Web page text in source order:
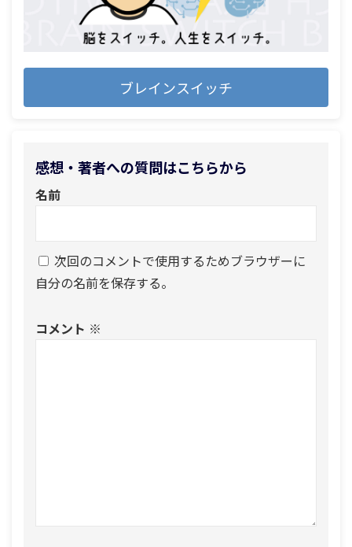
ブレインスイッチ
感想・著者への質問はこちらから
名前
次回のコメントで使用するためブラウザーに
自分の名前を保存する。
コメント ※